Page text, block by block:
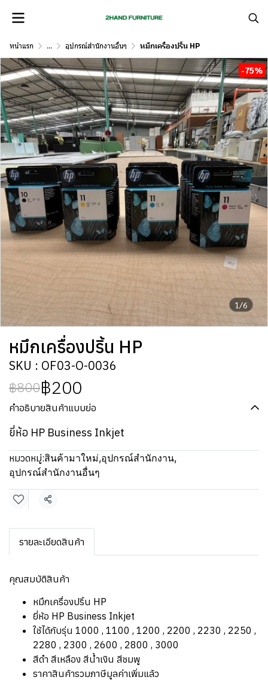
หน้าแรก ... อุปกรณ์สำนักงานอื่นๆ หมึกเครื่องปริ้น HP
1/6
-75%
หมึกเครื่องปริ้น HP
SKU : OF03-O-0036
฿800฿200
คำอธิบายสินค้าแบบย่อ
ยี่ห้อ HP Business Inkjet
หมวดหมู่:สินค้ามาใหม่,อุปกรณ์สำนักงาน,
อุปกรณ์สำนักงานอื่นๆ
แชร์
รายละเอียดสินค้า
คุณสมบัติสินค้า
หมึกเครื่องปริ้น HP
ยี่ห้อ HP Business Inkjet
ใช้ได้กับรุ่น 1000 , 1100 , 1200 , 2200 , 2230 , 2250 ,
2280 , 2300 , 2600 , 2800 , 3000
สีดำ สีเหลือง สีน้ำเงิน สีชมพู
ราคาสินค้ารวมภาษีมูลค่าเพิ่มแล้ว